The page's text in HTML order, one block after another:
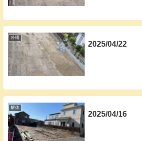
外構
2025/04/22
解体
2025/04/16